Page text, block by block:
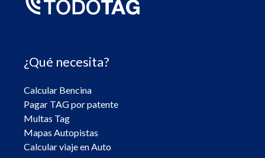
¿Qué necesita?
Calcular Bencina
Pagar TAG por patente
Multas Tag
Mapas Autopistas
Calcular viaje en Auto